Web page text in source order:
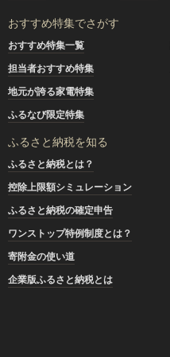
おすすめ特集でさがす
おすすめ特集一覧
担当者おすすめ特集
地元が誇る家電特集
ふるなび限定特集
ふるさと納税を知る
ふるさと納税とは？
控除上限額シミュレーション
ふるさと納税の確定申告
ワンストップ特例制度とは？
寄附金の使い道
企業版ふるさと納税とは